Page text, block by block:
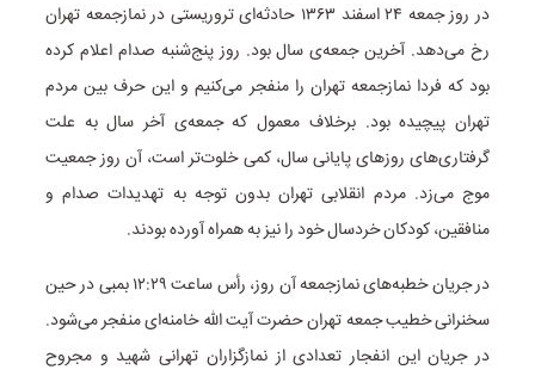
در روز جمعه ۲۴ اسفند ۱۳۶۳ حادثه‌ای تروریستی در نمازجمعه تهران
رخ می‌دهد. آخرین جمعه‌ی سال بود. روز پنج‌شنبه صدام اعلام کرده
بود که فردا نمازجمعه تهران را منفجر می‌کنیم و این حرف بین مردم
تهران پیچیده بود. برخلاف معمول که جمعه‌ی آخر سال به علت
گرفتاری‌های روزهای پایانی سال، کمی خلوت‌تر است، آن روز جمعیت
موج می‌زد. مردم انقلابی تهران بدون توجه به تهدیدات صدام و
منافقین، کودکان خردسال خود را نیز به همراه آورده بودند.
در جریان خطبه‌های نمازجمعه آن روز، رأس ساعت ۱۲:۲۹ بمبی در حین
سخنرانی خطیب جمعه تهران حضرت آیت الله خامنه‌ای منفجر می‌شود.
در جریان این انفجار تعدادی از نمازگزاران تهرانی شهید و مجروح